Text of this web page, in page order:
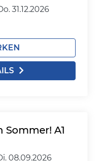
31.12.2026
Sommer! A1
08.09.2026